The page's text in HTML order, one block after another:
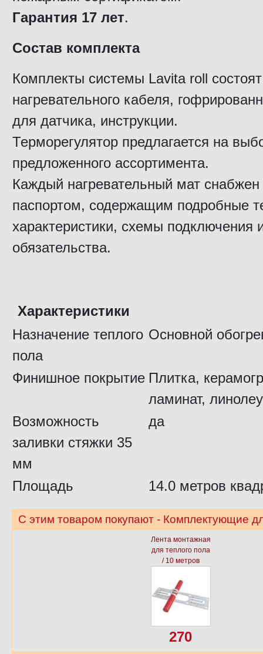
Гарантия 17 лет.
Состав комплекта
Комплекты системы Lavita roll
нагревательного кабеля,
для датчика, инструкции.
Терморегулятор предлагается на
предложенного ассортимента.
Каждый нагревательный мат
паспортом, содержащим подробные
характеристики, схемы подключения
обязательства.
Характеристики
Назначение теплого
пола
Основной
Финишное покрытие Плитка,
ламинат,
Возможность
заливки стяжки 35
мм
да
Площадь 14.0 метров
С этим товаром покупают - Комплектующие
Лента монтажная
для теплого пола
/ 10 метров
270